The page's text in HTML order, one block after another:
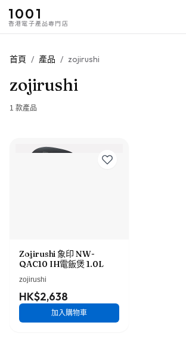
1001
香港電子產品專門店
首頁 / 產品 / zojirushi
zojirushi
1 款產品
Zojirushi 象印 NW-
QAC10 IH電飯煲 1.0L
zojirushi
HK$2,638
加入購物車